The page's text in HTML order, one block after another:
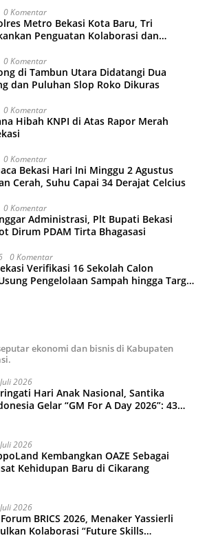
0 Komentar
Metro Bekasi Kota Baru, Tri
Penguatan Kolaborasi dan
0 Komentar
di Tambun Utara Didatangi Dua
dan Puluhan Slop Roko Dikuras
0 Komentar
Hibah KNPI di Atas Rapor Merah
0 Komentar
Bekasi Hari Ini Minggu 2 Agustus
Cerah, Suhu Capai 34 Derajat Celcius
0 Komentar
Administrasi, Plt Bupati Bekasi
Dirum PDAM Tirta Bhagasasi
0 Komentar
Verifikasi 16 Sekolah Calon
Pengelolaan Sampah hingga Target
ekonomi dan bisnis di Kabupaten
2026
Hari Anak Nasional, Santika
Gelar “GM For A Day 2026”: 43
2026
Kembangkan OAZE Sebagai
Kehidupan Baru di Cikarang
2026
BRICS 2026, Menaker Yassierli
Kolaborasi “Future Skills